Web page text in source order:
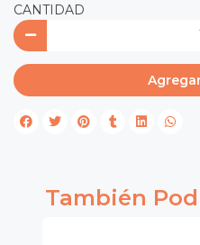
CANTIDAD
También